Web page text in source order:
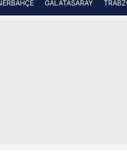
GALATASARAY